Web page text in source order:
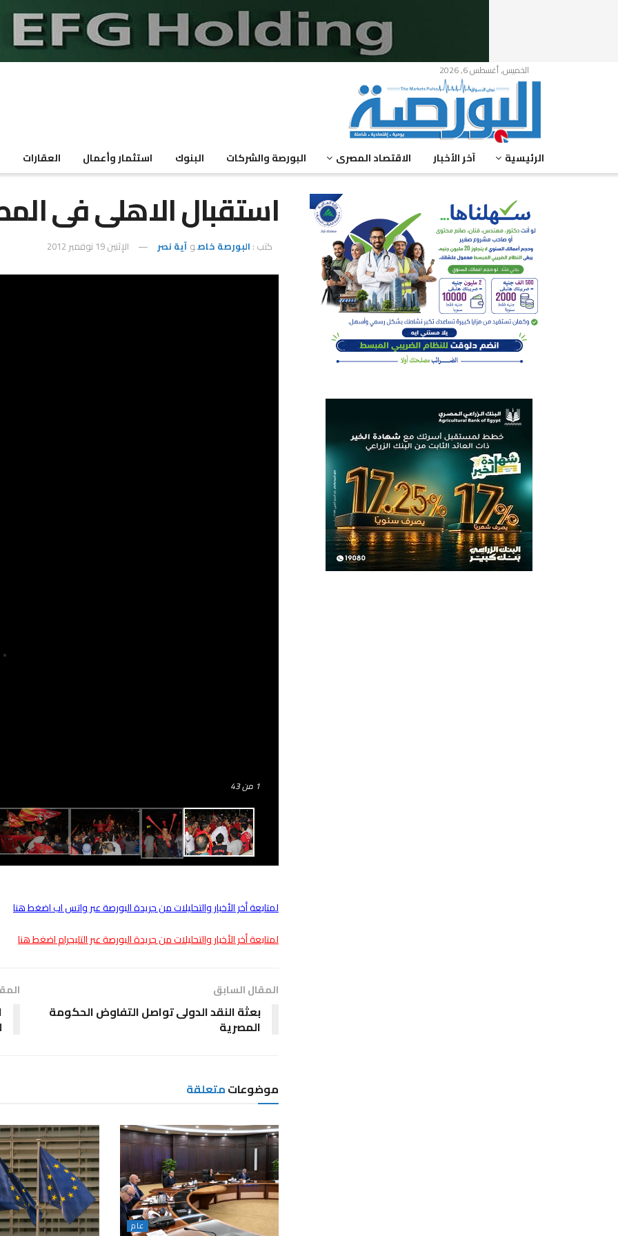
الخميس, أغسطس 6, 2026
الرئيسية آخر الأخبار الاقتصاد المصرى البورصة والشركات البنوك استثمار وأعمال العقارات
استقبال الاهلى فى
كتب : البورصة خاصو آية نصر الإثنين 19 نوفمبر 2012
1 من 43
لمتابعة أخر الأخبار والتحليلات من جريدة البورصة عبر واتس اب اضغط هنا
لمتابعة أخر الأخبار والتحليلات من جريدة البورصة عبر التليجرام اضغط هنا
المقال السابق
بعثة النقد الدولى تواصل التفاوض الحكومة
المصرية
موضوعاتمتعلقة
عام